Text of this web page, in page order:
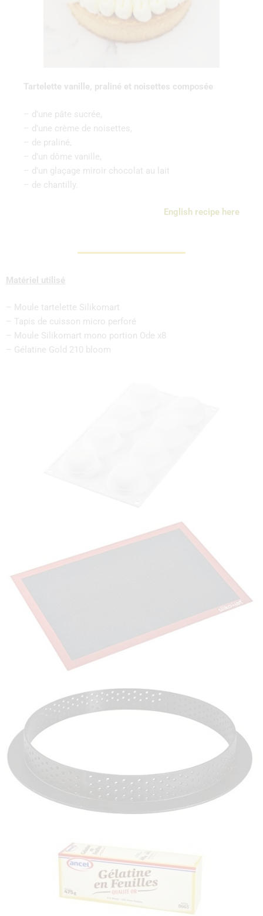
Tartelette vanille, praliné et noisettes composée
– d’une pâte sucrée,
– d’une crème de noisettes,
– de praliné,
– d’un dôme vanille,
– d’un glaçage miroir chocolat au lait
– de chantilly.
English recipe here
Matériel utilisé
– Moule tartelette Silikomart
– Tapis de cuisson micro perforé
– Moule Silikomart mono portion Ode x8
– Gélatine Gold 210 bloom